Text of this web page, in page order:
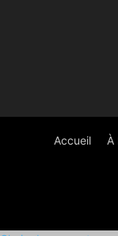
Accueil À